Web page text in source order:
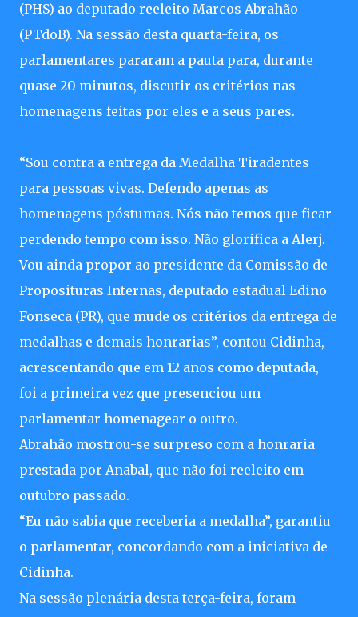
(PHS) ao deputado reeleito Marcos Abrahão
(PTdoB). Na sessão desta quarta-feira, os
parlamentares pararam a pauta para, durante
quase 20 minutos, discutir os critérios nas
homenagens feitas por eles e a seus pares.
“Sou contra a entrega da Medalha Tiradentes
para pessoas vivas. Defendo apenas as
homenagens póstumas. Nós não temos que ficar
perdendo tempo com isso. Não glorifica a Alerj.
Vou ainda propor ao presidente da Comissão de
Proposituras Internas, deputado estadual Edino
Fonseca (PR), que mude os critérios da entrega de
medalhas e demais honrarias”, contou Cidinha,
acrescentando que em 12 anos como deputada,
foi a primeira vez que presenciou um
parlamentar homenagear o outro.
Abrahão mostrou-se surpreso com a honraria
prestada por Anabal, que não foi reeleito em
outubro passado.
“Eu não sabia que receberia a medalha”, garantiu
o parlamentar, concordando com a iniciativa de
Cidinha.
Na sessão plenária desta terça-feira, foram